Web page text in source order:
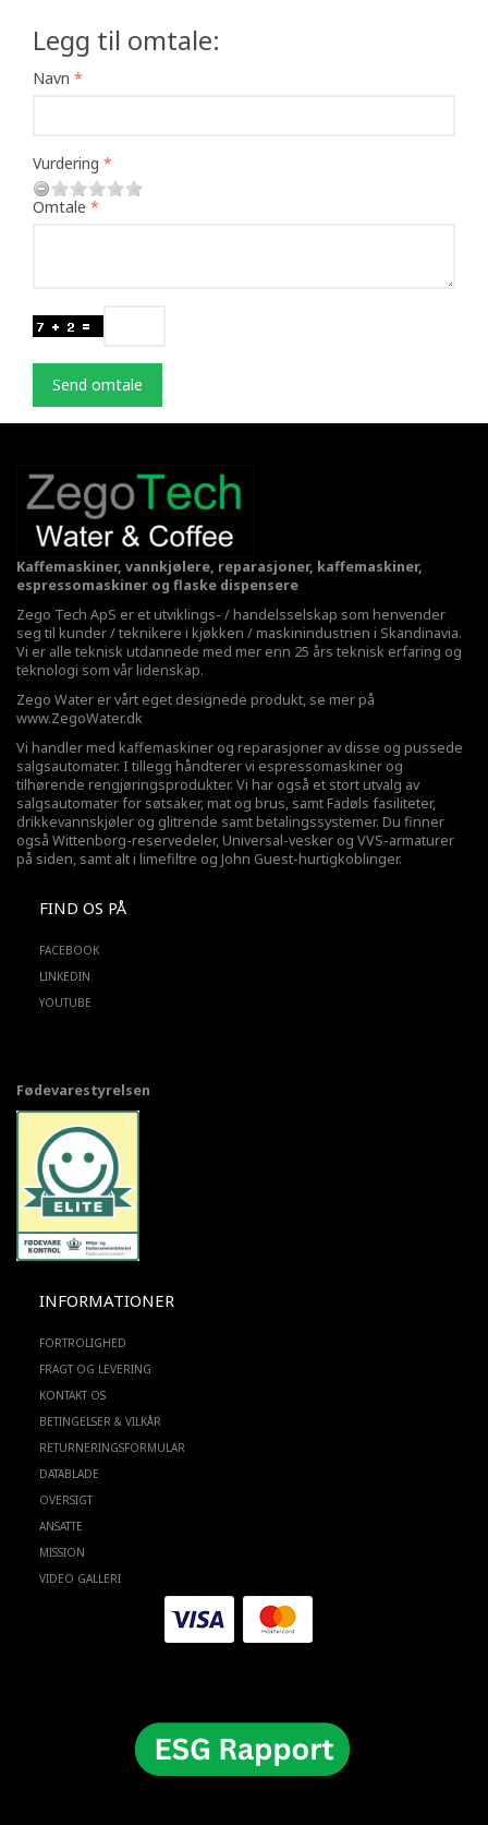
Legg til omtale:
Navn
Vurdering
Omtale
Send omtale
Kaffemaskiner, vannkjølere, reparasjoner, kaffemaskiner,
espressomaskiner og flaske dispensere
Zego Tech ApS er et utviklings- / handelsselskap som henvender
seg til kunder / teknikere i kjøkken / maskinindustrien i Skandinavia.
Vi er alle teknisk utdannede med mer enn 25 års teknisk erfaring og
teknologi som vår lidenskap.
Zego Water er vårt eget designede produkt, se mer på
www.ZegoWater.dk
Vi handler med kaffemaskiner og reparasjoner av disse og pussede
salgsautomater. I tillegg håndterer vi espressomaskiner og
tilhørende rengjøringsprodukter. Vi har også et stort utvalg av
salgsautomater for søtsaker, mat og brus, samt Fadøls fasiliteter,
drikkevannskjøler og glitrende samt betalingssystemer. Du finner
også Wittenborg-reservedeler, Universal-vesker og VVS-armaturer
på siden, samt alt i limefiltre og John Guest-hurtigkoblinger.
FIND OS PÅ
FACEBOOK
LINKEDIN
YOUTUBE
Fødevarestyrelsen
INFORMATIONER
FORTROLIGHED
FRAGT OG LEVERING
KONTAKT OS
BETINGELSER & VILKÅR
RETURNERINGSFORMULAR
DATABLADE
OVERSIGT
ANSATTE
MISSION
VIDEO GALLERI